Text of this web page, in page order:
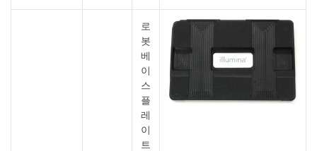
로
봇
베
이
스
플
레
이
트